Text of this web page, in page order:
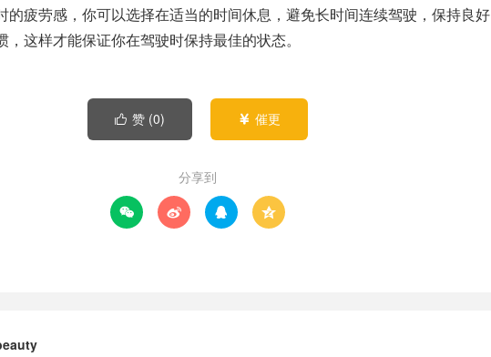
的疲劳感，你可以选择在适当的时间休息，避免长时间连续驾驶，保持良好
，这样才能保证你在驾驶时保持最佳的状态。
 赞 (0)  催更
分享到
   